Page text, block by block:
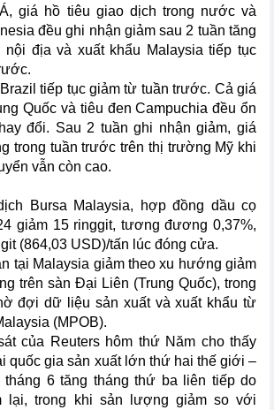
giá hồ tiêu giao dịch trong nước và
đều ghi nhận giảm sau 2 tuần tăng
nội địa và xuất khẩu Malaysia tiếp tục
tiếp tục giảm từ tuần trước. Cả giá
Quốc và tiêu đen Campuchia đều ổn
đổi. Sau 2 tuần ghi nhận giảm, giá
trong tuần trước trên thị trường Mỹ khi
vẫn còn cao.
Bursa Malaysia, hợp đồng dầu cọ
giảm 15 ringgit, tương đương 0,37%,
(864,03 USD)/tấn lúc đóng cửa.
tại Malaysia giảm theo xu hướng giảm
trên sàn Đại Liên (Trung Quốc), trong
đợi dữ liệu sản xuất và xuất khẩu từ
(MPOB).
của Reuters hôm thứ Năm cho thấy
quốc gia sản xuất lớn thứ hai thế giới –
tháng 6 tăng tháng thứ ba liên tiếp do
lại, trong khi sản lượng giảm so với